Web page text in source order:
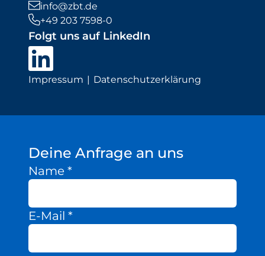
info@zbt.de
+49 203 7598-0
Folgt uns auf LinkedIn
Impressum Datenschutzerklärung
Deine Anfrage an uns
Name *
E-Mail *